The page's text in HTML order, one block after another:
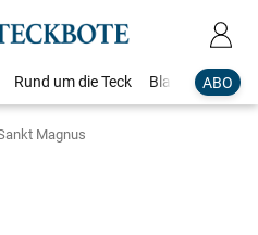
ABO
Rund um die Teck Blaulicht
Magnus